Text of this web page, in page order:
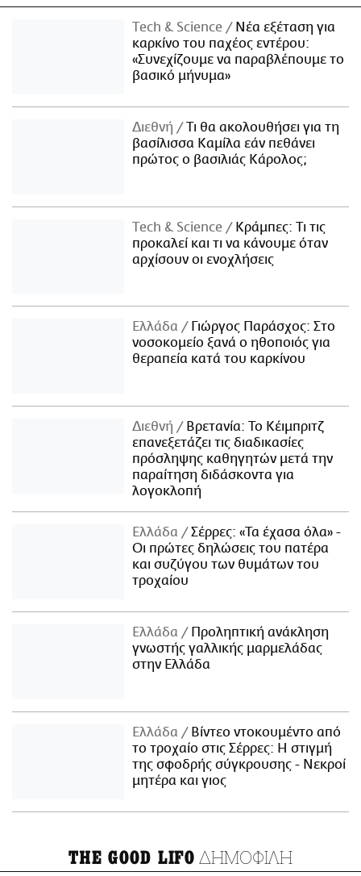
Τech & Science
Νέα εξέταση για
καρκίνο του παχέος εντέρου:
«Συνεχίζουμε να παραβλέπουμε το
βασικό μήνυμα»
Διεθνή
Τι θα ακολουθήσει για τη
βασίλισσα Καμίλα εάν πεθάνει
πρώτος ο βασιλιάς Κάρολος;
Τech & Science
Κράμπες: Τι τις
προκαλεί και τι να κάνουμε όταν
αρχίσουν οι ενοχλήσεις
Ελλάδα
Γιώργος Παράσχος: Στο
νοσοκομείο ξανά ο ηθοποιός για
θεραπεία κατά του καρκίνου
Διεθνή
Βρετανία: Το Κέιμπριτζ
επανεξετάζει τις διαδικασίες
πρόσληψης καθηγητών μετά την
παραίτηση διδάσκοντα για
λογοκλοπή
Ελλάδα
Σέρρες: «Τα έχασα όλα» -
Οι πρώτες δηλώσεις του πατέρα
και συζύγου των θυμάτων του
τροχαίου
Ελλάδα
Προληπτική ανάκληση
γνωστής γαλλικής μαρμελάδας
στην Ελλάδα
Ελλάδα
Βίντεο ντοκουμέντο από
το τροχαίο στις Σέρρες: Η στιγμή
της σφοδρής σύγκρουσης - Νεκροί
μητέρα και γιος
THE GOOD LIFO ΔΗΜΟΦΙΛΗ